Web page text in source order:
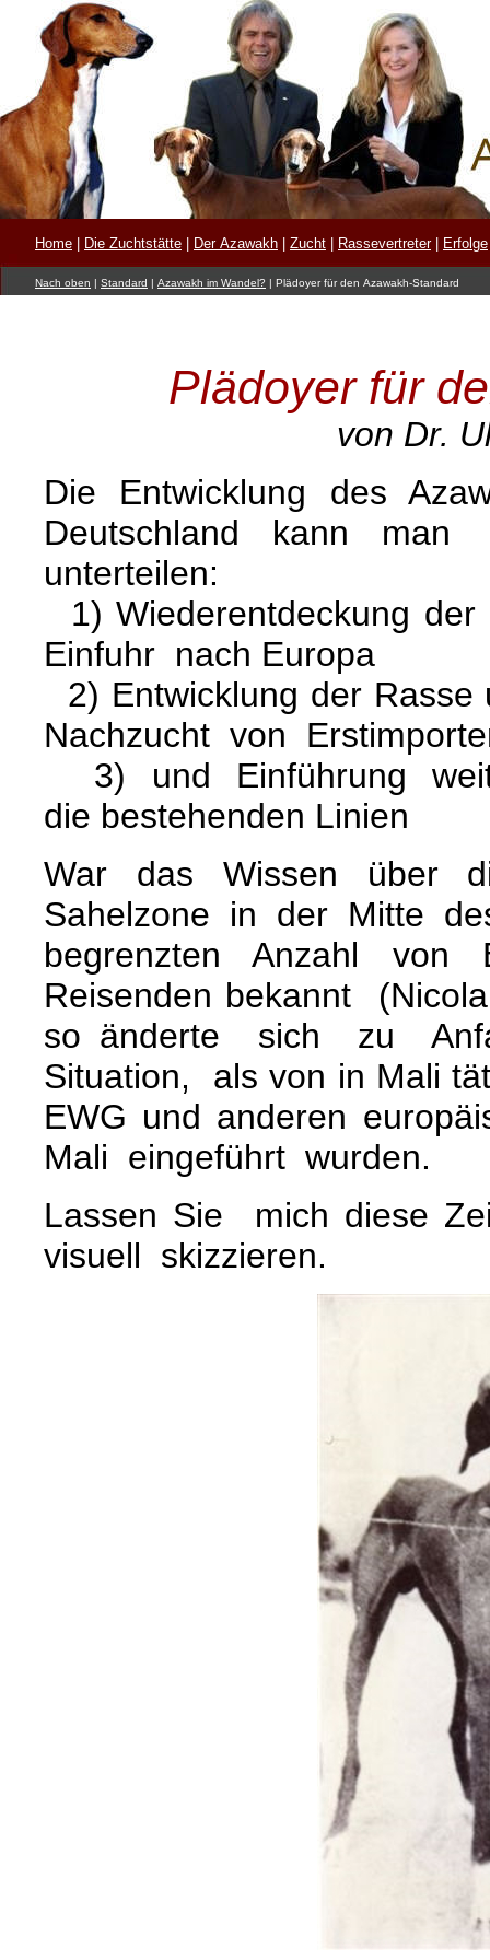
Home Die Zuchtstätte Der Azawakh Zucht Rassevertreter| Erfolge
Nach oben | Standard | Azawakh im Wandel? | Plädoyer für den Azawakh-Standard
Plädoyer für
von Dr.
Die Entwicklung des
Deutschland kann
unterteilen:
1) Wiederentdeckung
Einfuhr nach Europa
2) Entwicklung der
Nachzucht von
3) und
Einführung
die bestehenden Linien
War das Wissen über
Sahelzone in der Mitte
begrenzten Anzahl von
Reisenden bekannt
so änderte sich zu
Situation, als von in Mali
EWG und anderen
Mali eingeführt wurden.
Lassen Sie mich diese
visuell skizzieren.